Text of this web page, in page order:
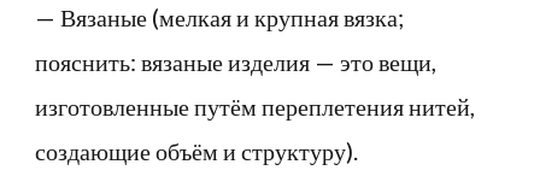
— Вязаные (мелкая и крупная вязка;
пояснить: вязаные изделия — это вещи,
изготовленные путём переплетения нитей,
создающие объём и структуру).